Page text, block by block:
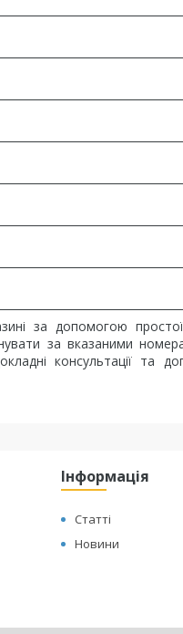
за допомогою
за вказаними
консультації та
Інформація
Статті
Новини